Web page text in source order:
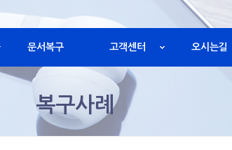
문서복구 고객센터 오시는길
복구사례